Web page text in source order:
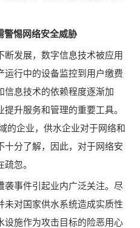
警惕网络安全威胁
断发展，数字信息技术被应用
运行中的设备监控到用户缴费
信息技术的依赖程度逐渐加
升服务和管理的重要工具。
的企业，供水企业对于网络和
十分了解，因此，对于网络安
忽。
事件引起业内广泛关注。尽
未对国家供水系统造成实质性
设施作为攻击目标的险恶用心